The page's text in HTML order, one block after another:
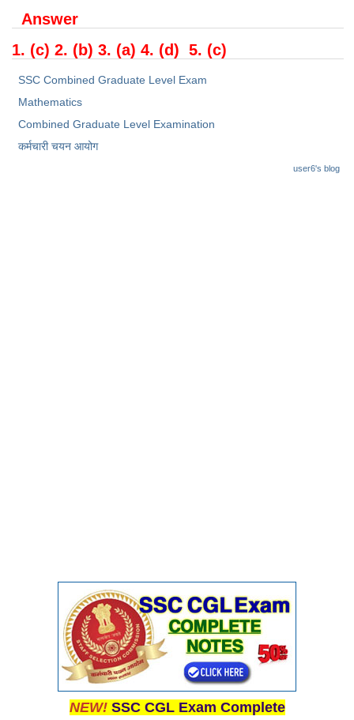
Scientific Assistant Exam
ACIO (IB) Exam
MTS
Answer
1. (c) 2. (b) 3. (a) 4. (d) 5. (c)
SSC Combined Graduate Level Exam
Mathematics
Combined Graduate Level Examination
कर्मचारी चयन आयोग
user6's blog
NEW! SSC CGL Exam Complete